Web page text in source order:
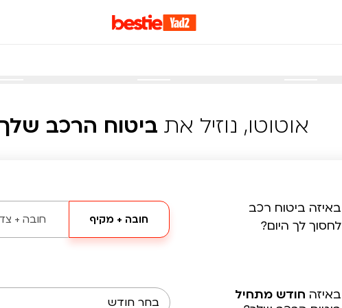
אוטוטו, נוזיל את ביטוח הרכב
באיזה ביטוח רכב
לחסוך לך היום?
חובה + מקיף חובה +
באיזה חודש מתחיל